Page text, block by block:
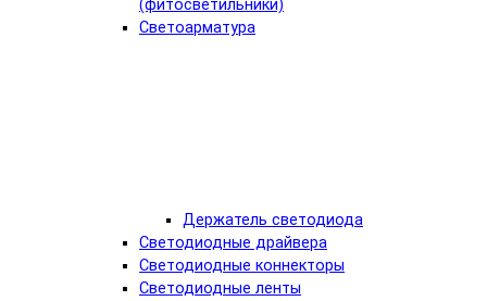
(фитосветильники)
Светоарматура
Держатель светодиода
Светодиодные драйвера
Светодиодные коннекторы
Светодиодные ленты